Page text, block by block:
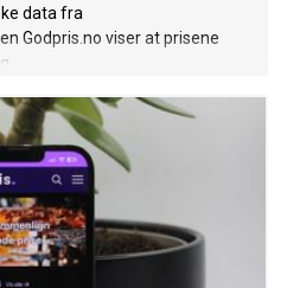
data fra
Godpris.no viser at prisene